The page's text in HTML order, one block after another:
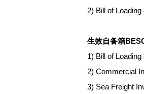
2) Bill of
生效自备箱
1) Bill of
2) Commercial
3) Sea Freight